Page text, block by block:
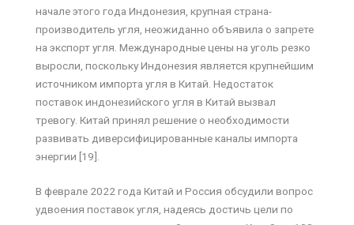
начале этого года Индонезия, крупная страна-
производитель угля, неожиданно объявила о запрете
на экспорт угля. Международные цены на уголь резко
выросли, поскольку Индонезия является крупнейшим
источником импорта угля в Китай. Недостаток
поставок индонезийского угля в Китай вызвал
тревогу. Китай принял решение о необходимости
развивать диверсифицированные каналы импорта
энергии [19].
В феврале 2022 года Китай и Россия обсудили вопрос
удвоения поставок угля, надеясь достичь цели по